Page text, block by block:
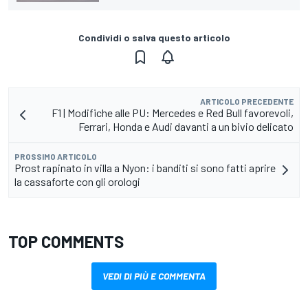
Condividi o salva questo articolo
ARTICOLO PRECEDENTE
F1 | Modifiche alle PU: Mercedes e Red Bull favorevoli,
Ferrari, Honda e Audi davanti a un bivio delicato
PROSSIMO ARTICOLO
Prost rapinato in villa a Nyon: i banditi si sono fatti aprire
la cassaforte con gli orologi
TOP COMMENTS
VEDI DI PIÙ E COMMENTA